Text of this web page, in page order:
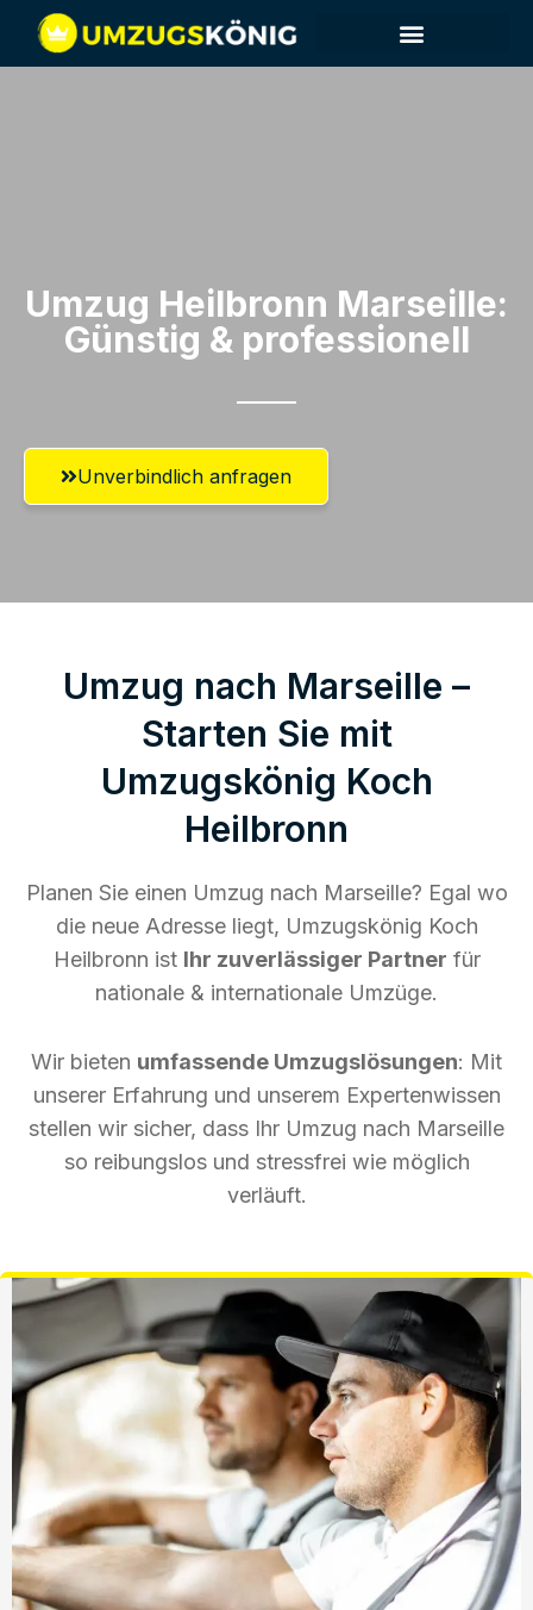
Umzug Heilbronn​ Marseille:
Günstig & professionell​
Unverbindlich anfragen
Umzug nach Marseille –
Starten Sie mit
Umzugskönig Koch
Heilbronn
Planen Sie einen Umzug nach Marseille? Egal wo
die neue Adresse liegt, Umzugskönig Koch
Heilbronn ist Ihr zuverlässiger Partner für
nationale & internationale Umzüge.
Wir bieten umfassende Umzugslösungen: Mit
unserer Erfahrung und unserem Expertenwissen
stellen wir sicher, dass Ihr Umzug nach Marseille
so reibungslos und stressfrei wie möglich
verläuft.